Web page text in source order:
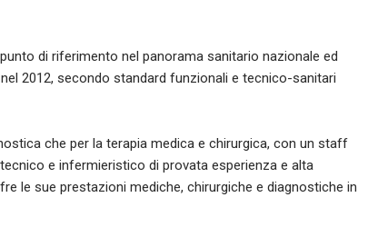
di riferimento nel panorama sanitario nazionale ed
2012, secondo standard funzionali e tecnico-sanitari
che per la terapia medica e chirurgica, con un staff
e infermieristico di provata esperienza e alta
le sue prestazioni mediche, chirurgiche e diagnostiche in